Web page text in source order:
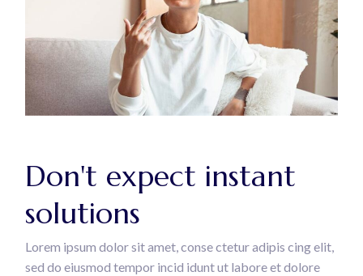
Don't expect instant
solutions
Lorem ipsum dolor sit amet, conse ctetur adipis cing elit,
sed do eiusmod tempor incid idunt ut labore et dolore